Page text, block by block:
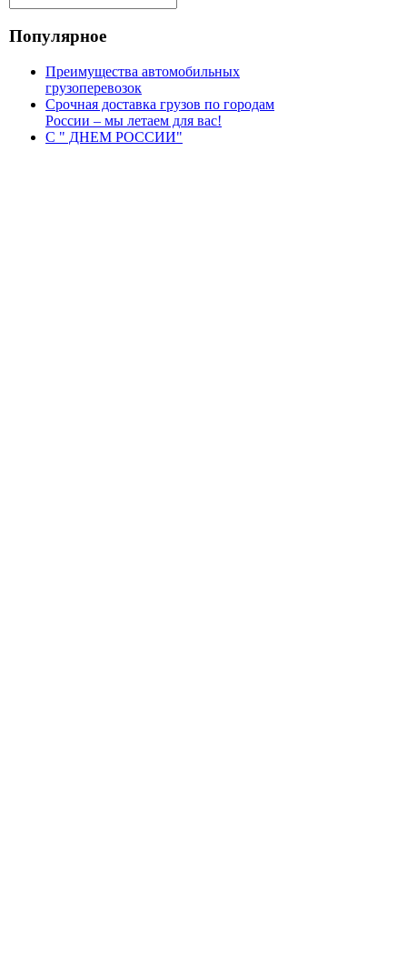
Популярное
Преимущества автомобильных
грузоперевозок
Срочная доставка грузов по городам
России – мы летаем для вас!
С " ДНЕМ РОССИИ"